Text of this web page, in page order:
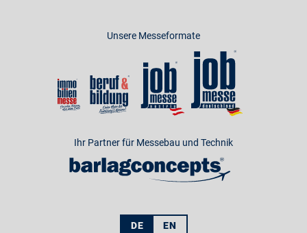
Unsere Messeformate
Ihr Partner für Messebau und Technik
DE EN